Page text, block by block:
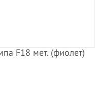
F18 мет. (фиолет)